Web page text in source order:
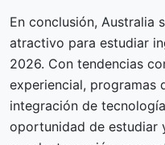
En conclusión, Australia
atractivo para estudiar
2026. Con tendencias
experiencial, programas
integración de
oportunidad de estudiar